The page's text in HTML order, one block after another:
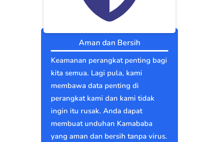
Aman dan Bersih
Keamanan perangkat penting bagi
kita semua. Lagi pula, kami
membawa data penting di
perangkat kami dan kami tidak
ingin itu rusak. Anda dapat
membuat unduhan Kamababa
yang aman dan bersih tanpa virus.